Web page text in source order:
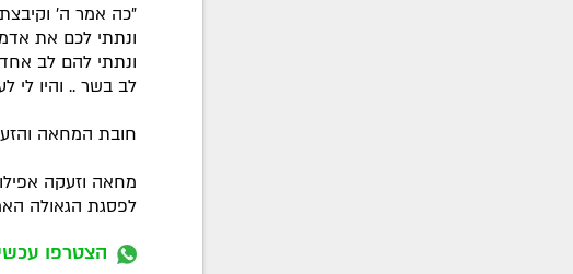
"כה אמר ה'
ונתתי לכם את
ונתתי להם לב
לב בשר .. והיו לי
חובת המחאה
מחאה וזעקה
לפסגת הגאולה
הצטרפו